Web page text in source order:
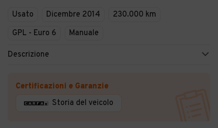
Usato Dicembre 2014
230.000 km
GPL - Euro 6
Manuale
Descrizione
Certificazioni e Garanzie
Storia del veicolo